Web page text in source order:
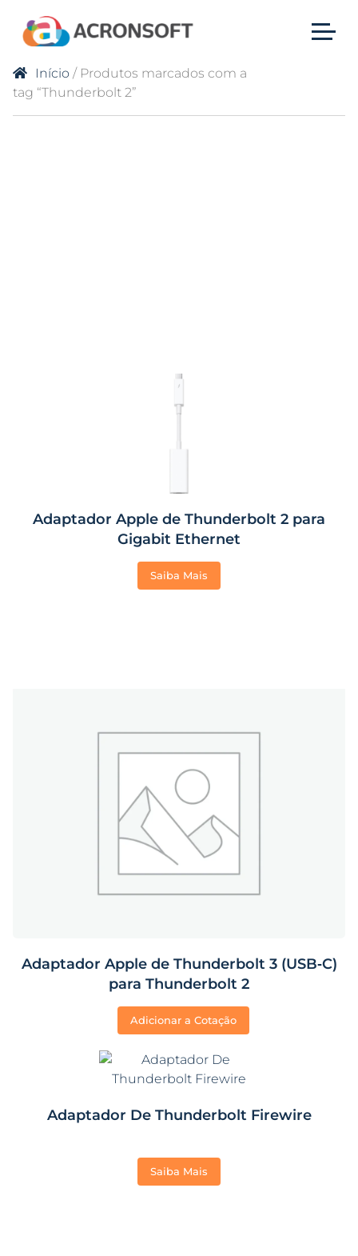
Início / Produtos marcados com a
tag “Thunderbolt 2”
Adaptador Apple de Thunderbolt 2 para
Gigabit Ethernet
Saiba Mais
Adaptador Apple de Thunderbolt 3 (USB‑C)
para Thunderbolt 2
Adicionar a Cotação
Adaptador De Thunderbolt Firewire
Saiba Mais